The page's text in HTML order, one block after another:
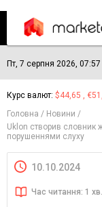
Пт, 7 серпня 2026, 07:57
Курс валют: $44,65 ,
Головна
Новини
Uklon створив словник
порушеннями слуху
10.10.2024
Час читання: 1 хв.